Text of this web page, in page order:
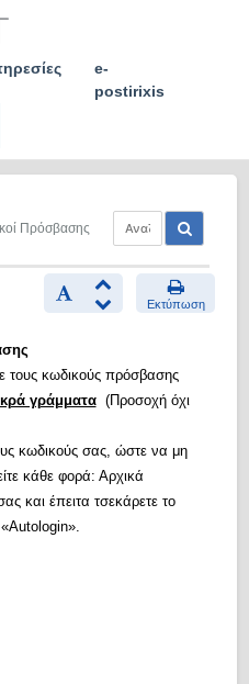
e-
postirixis
Πρόσβασης
Εκτύπωση
τους κωδικούς πρόσβασης
γράμματα(Προσοχή όχι
κωδικούς σας, ώστε να μη
κάθε φορά: Αρχικά
και έπειτα τσεκάρετε το